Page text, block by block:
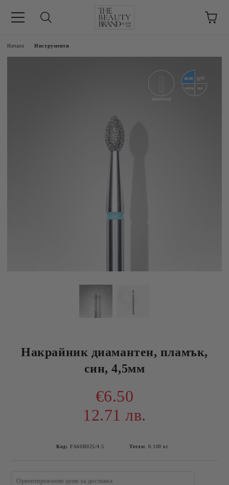
Начало Инструменти
Накрайник диамантен, пламък,
син, 4,5мм
€6.50
12.71 лв.
Код: FA60B025/4.5 Тегло: 0.100 кг
Ориентировъчни цени за доставка